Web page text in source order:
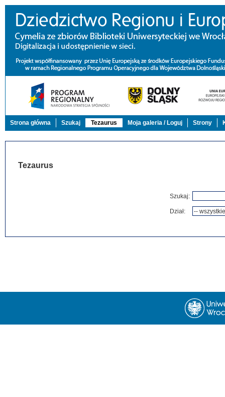
Strona główna Szukaj Tezaurus Moja galeria / Loguj Strony
Tezaurus
Szukaj:
Dział: